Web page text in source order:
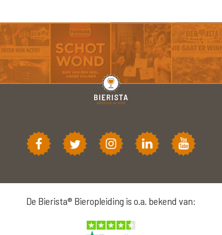
De Bierista® Bieropleiding is o.a. bekend van: